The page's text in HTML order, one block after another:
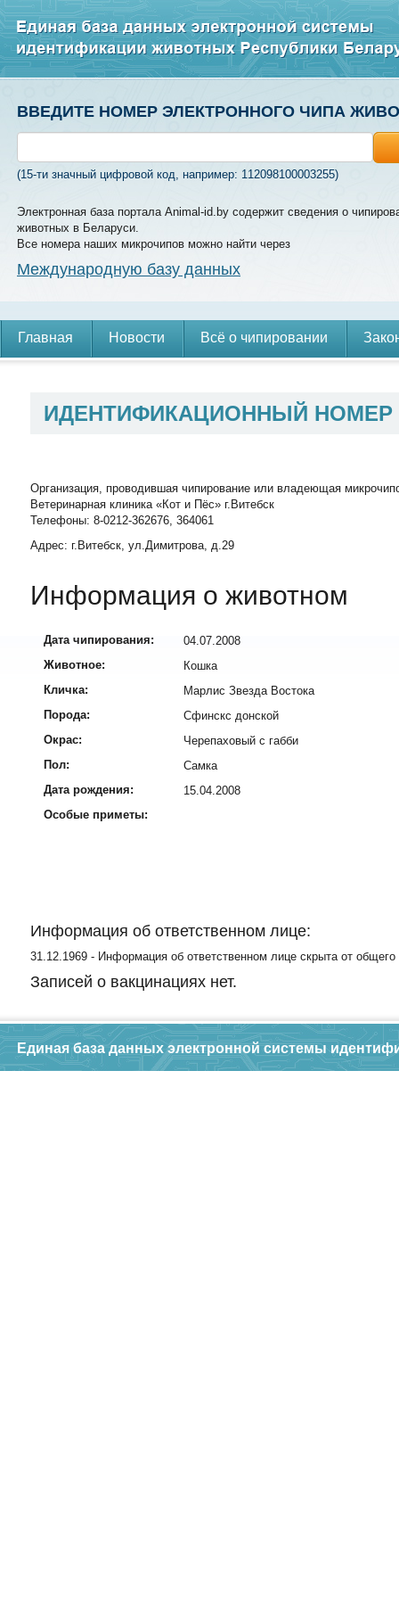
ВВЕДИТЕ НОМЕР ЭЛЕКТРОННОГО ЧИПА
(15-ти значный цифровой код, например: 112098100003255)
Электронная база портала Animal-id.by содержит сведения о
животных в Беларуси.
Все номера наших микрочипов можно найти через
Международную базу данных
Главная Новости Всё о чипировании
ИДЕНТИФИКАЦИОННЫЙ
Организация, проводившая чипирование или владеющая
Ветеринарная клиника «Кот и Пёс» г.Витебск
Телефоны: 8-0212-362676, 364061
Адрес: г.Витебск, ул.Димитрова, д.29
Информация о животном
Дата чипирования:
04.07.2008
Животное:
Кошка
Кличка:
Марлис Звезда Востока
Порода:
Сфинскс донской
Окрас:
Черепаховый с габби
Пол:
Самка
Дата рождения:
15.04.2008
Особые приметы:
Информация об ответственном лице:
31.12.1969 - Информация об ответственном лице скрыта от общего
Записей о вакцинациях нет.
Единая база данных электронной системы